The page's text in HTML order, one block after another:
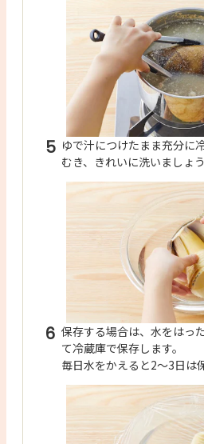
5 ゆで汁につけたまま充分に
むき、きれいに洗いましょう
6 保存する場合は、水をはっ
て冷蔵庫で保存します。
毎日水をかえると2～3日は